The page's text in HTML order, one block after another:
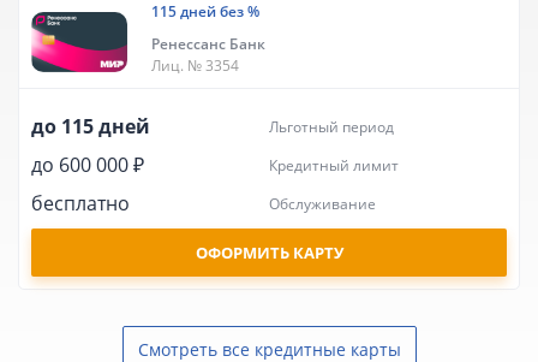
115 дней без %
Ренессанс Банк
Лиц. № 3354
до 115 дней льготный период
до 600 000 ₽ кредитный лимит
бесплатно обслуживание
ОФОРМИТЬ КАРТУ
Смотреть все кредитные карты